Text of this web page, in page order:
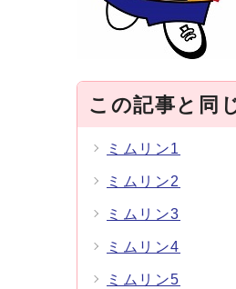
この記事と同
ミムリン1
ミムリン2
ミムリン3
ミムリン4
ミムリン5